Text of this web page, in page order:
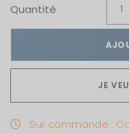
Quantité
JE
Sur commande :